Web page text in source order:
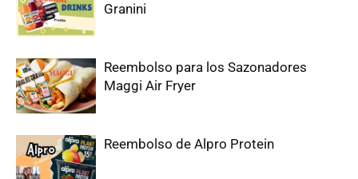
Granini
Reembolso para los Sazonadores
Maggi Air Fryer
Reembolso de Alpro Protein